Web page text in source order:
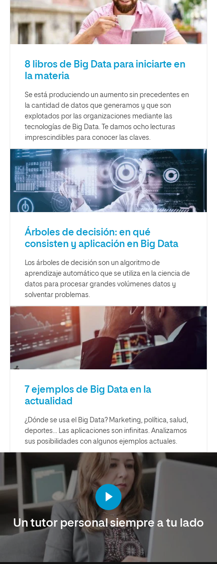
8 libros de Big Data para iniciarte en
la materia
Se está produciendo un aumento sin precedentes en
la cantidad de datos que generamos y que son
explotados por las organizaciones mediante las
tecnologías de Big Data. Te damos ocho lecturas
imprescindibles para conocer las claves.
Árboles de decisión: en qué
consisten y aplicación en Big Data
Los árboles de decisión son un algoritmo de
aprendizaje automático que se utiliza en la ciencia de
datos para procesar grandes volúmenes datos y
solventar problemas.
7 ejemplos de Big Data en la
actualidad
¿Dónde se usa el Big Data? Marketing, política, salud,
deportes... Las aplicaciones son infinitas. Analizamos
sus posibilidades con algunos ejemplos actuales.
Un tutor personal siempre a tu lado